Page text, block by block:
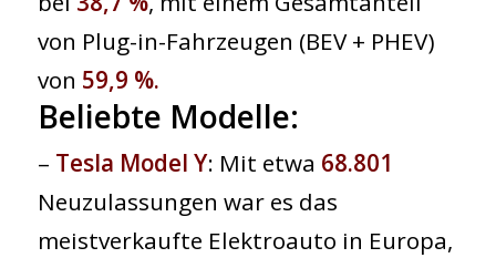
von Plug-in-Fahrzeugen (BEV + PHEV)
von 59,9 %.
Beliebte Modelle:
– Tesla Model Y: Mit etwa 68.801
Neuzulassungen war es das
meistverkaufte Elektroauto in Europa,